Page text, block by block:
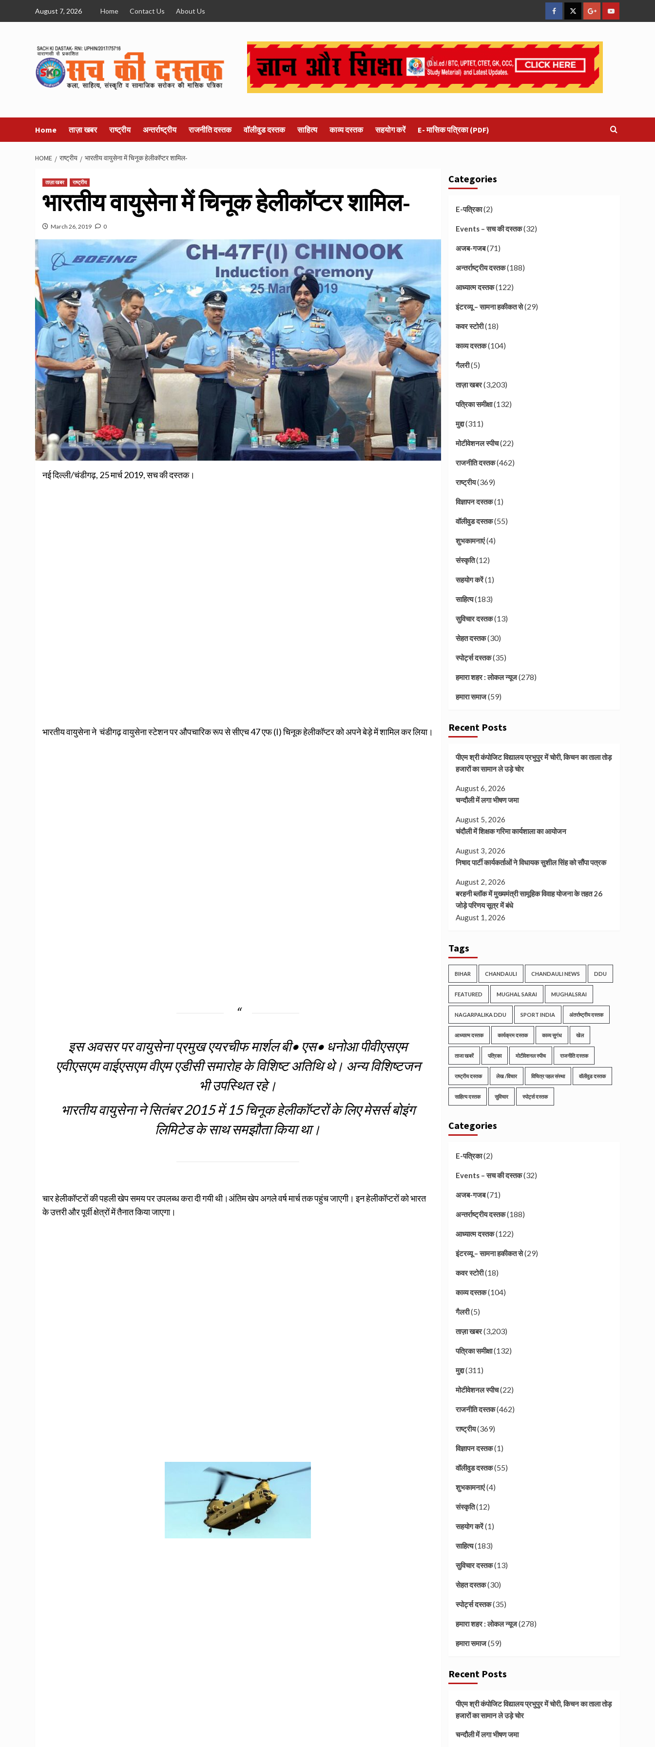
August 7, 2026 Home Contact Us About Us
facebookTwitterGoogleYouTube
Home ताज़ा खबर राष्ट्रीय अन्तर्राष्ट्रीय राजनीति दस्तक वॉलीवुड दस्तक साहित्य काव्य दस्तक सहयोग करें E- मासिक पत्रिका (PDF)
HOME राष्ट्रीय भारतीय वायुसेना में चिनूक हेलीकॉप्टर शामिल-
ताज़ा खबर राष्ट्रीय
भारतीय वायुसेना में चिनूक हेलीकॉप्टर शामिल-
March 26, 2019 0
नई दिल्ली/चंडीगढ़, 25 मार्च 2019, सच की दस्तक।
भारतीय वायुसेना ने चंडीगढ़ वायुसेना स्टेशन पर औपचारिक रूप से सीएच 47 एफ (I) चिनूक हेलीकॉप्टर को अपने बेड़े में शामिल कर लिया।
इस अवसर पर वायुसेना प्रमुख एयरचीफ मार्शल बी• एस• धनोआ पीवीएसएम
एवीएसएम वाईएसएम वीएम एडीसी समारोह के विशिष्ट अतिथि थे। अन्य विशिष्टजन
भी उपस्थित रहे।
भारतीय वायुसेना ने सितंबर 2015 में 15 चिनूक हेलीकॉप्टरों के लिए मेसर्स बोइंग
लिमिटेड के साथ समझौता किया था।
चार हेलीकॉप्टरों की पहली खेप समय पर उपलब्ध करा दी गयी थी।अंतिम खेप अगले वर्ष मार्च तक पहुंच जाएगी। इन हेलीकॉप्टरों को भारत
के उत्तरी और पूर्वी क्षेत्रों में तैनात किया जाएगा।
Categories
E-पत्रिका(2)
Events – सच की दस्तक(32)
अजब-गजब(71)
अन्तर्राष्ट्रीय दस्तक(188)
आध्यात्म दस्तक(122)
इंटरव्यू – सामना हकीकत से(29)
कवर स्टोरी(18)
काव्य दस्तक(104)
गैलरी(5)
ताज़ा खबर(3,203)
पत्रिका समीक्षा(132)
मुद्दा(311)
मोटीवेशनल स्पीच(22)
राजनीति दस्तक(462)
राष्ट्रीय(369)
विज्ञापन दस्तक(1)
वॉलीवुड दस्तक(55)
शुभकामनाएं(4)
संस्कृति(12)
सहयोग करें(1)
साहित्य(183)
सुविचार दस्तक(13)
सेहत दस्तक(30)
स्पोर्ट्स दस्तक(35)
हमारा शहर : लोकल न्यूज(278)
हमारा समाज(59)
Recent Posts
पीएम श्री कंपोजिट विद्यालय प्रभुपुर में चोरी, किचन का ताला तोड़
हजारों का सामान ले उड़े चोर
August 6, 2026
चन्दौली में लगा भीषण जमा
August 5, 2026
चंदौली में शिक्षक गरिमा कार्यशाला का आयोजन
August 3, 2026
निषाद पार्टी कार्यकर्ताओं ने विधायक सुशील सिंह को सौंपा पत्रक
August 2, 2026
बरहनी ब्लॉक में मुख्यमंत्री सामूहिक विवाह योजना के तहत 26
जोड़े परिणय सूत्र में बंधे
August 1, 2026
Tags
BIHAR CHANDAULI CHANDAULI NEWS DDU
FEATURED MUGHAL SARAI MUGHALSRAI
NAGARPALIKA DDU SPORT INDIA अंतर्राष्ट्रीय दस्तक
आध्यात्म दस्तक कार्यक्रम दस्तक काव्य सुगंध खेल
ताजा खबरें पत्रिका मोटीवेशनल स्पीच राजनीति दस्तक
राष्ट्रीय दस्तक लेख /विचार विचित्र पहल संस्था वॉलीवुड दस्तक
साहित्य दस्तक सुविचार स्पोर्ट्स दस्तक
Categories
E-पत्रिका(2)
Events – सच की दस्तक(32)
अजब-गजब(71)
अन्तर्राष्ट्रीय दस्तक(188)
आध्यात्म दस्तक(122)
इंटरव्यू – सामना हकीकत से(29)
कवर स्टोरी(18)
काव्य दस्तक(104)
गैलरी(5)
ताज़ा खबर(3,203)
पत्रिका समीक्षा(132)
मुद्दा(311)
मोटीवेशनल स्पीच(22)
राजनीति दस्तक(462)
राष्ट्रीय(369)
विज्ञापन दस्तक(1)
वॉलीवुड दस्तक(55)
शुभकामनाएं(4)
संस्कृति(12)
सहयोग करें(1)
साहित्य(183)
सुविचार दस्तक(13)
सेहत दस्तक(30)
स्पोर्ट्स दस्तक(35)
हमारा शहर : लोकल न्यूज(278)
हमारा समाज(59)
Recent Posts
पीएम श्री कंपोजिट विद्यालय प्रभुपुर में चोरी, किचन का ताला तोड़
हजारों का सामान ले उड़े चोर
चन्दौली में लगा भीषण जमा